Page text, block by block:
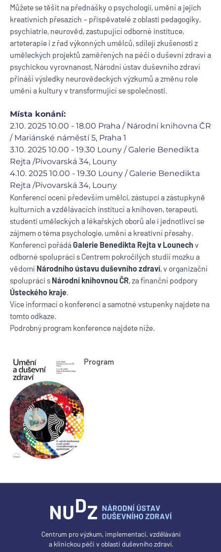
Můžete se těšit na přednášky o psychologii, umění a jejich
kreativních přesazích – přispěvatelé z oblasti pedagogiky,
psychiatrie, neurověd, zastupující odborné instituce,
arteterapie i z řad výkonných umělců, sdílejí zkušenosti z
uměleckých projektů zaměřených na péči o duševní zdraví a
psychickou vyrovnanost, Národní ústav duševního zdraví
přináší výsledky neurovědeckých výzkumů a změnu role
umění a kultury v transformující se společnosti.
Místa konání:
2.10. 2025 10.00 - 18.00 Praha / Národní knihovna ČR
/ Mariánské náměstí 5, Praha 1
3.10. 2025 10.00 - 19.30 Louny / Galerie Benedikta
Rejta /Pivovarská 34, Louny
4.10. 2025 10.00 - 19.30 Louny / Galerie Benedikta
Rejta /Pivovarská 34, Louny
Konferenci ocení především umělci, zástupci a zástupkyně
kulturních a vzdělávacích institucí a knihoven, terapeuti,
studenti uměleckých a lékařských oborů ale i jednotlivci se
zájmem o téma psychologie, umění a kreativní přesahy.
Konferenci pořádá Galerie Benedikta Rejta v Lounech v
odborné spolupráci s Centrem pokročilých studií mozku a
vědomí Národního ústavu duševního zdraví, v organizační
spolupráci s Národní knihovnou ČR, za finanční podpory
Ústeckého kraje.
Více informací o konferenci a samotné vstupenky najdete na
tomto odkaze.
Podrobný program konference najdete níže.
Program
Centrum pro výzkum, implementaci, vzdělávání
a klinickou péči v oblasti duševního zdraví.